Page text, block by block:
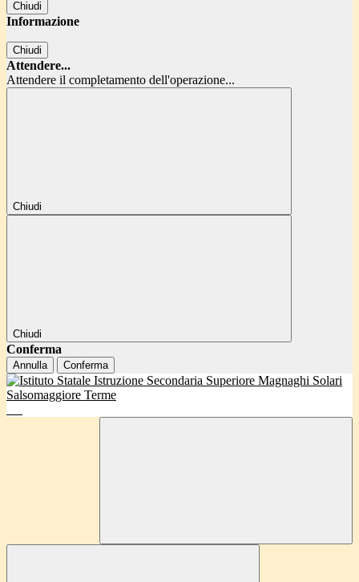
Chiudi
Informazione
Chiudi
Attendere...
Attendere il completamento dell'operazione...
Chiudi
Chiudi
Conferma
Annulla Conferma